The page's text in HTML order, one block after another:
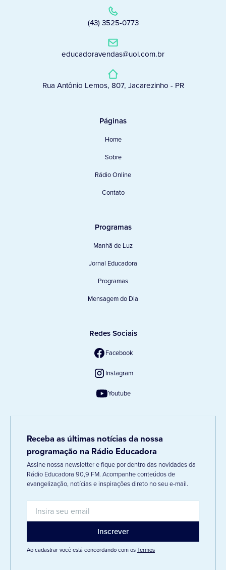
(43) 3525-0773
educadoravendas@uol.com.br
Rua Antônio Lemos, 807, Jacarezinho - PR
Páginas
Home
Sobre
Rádio Online
Contato
Programas
Manhã de Luz
Jornal Educadora
Programas
Mensagem do Dia
Redes Sociais
Facebook
Instagram
Youtube
Receba as últimas notícias da nossa
programação na Rádio Educadora
Assine nossa newsletter e fique por dentro das novidades da
Rádio Educadora 90,9 FM. Acompanhe conteúdos de
evangelização, notícias e inspirações direto no seu e-mail.
Ao cadastrar você está concordando com osTermos